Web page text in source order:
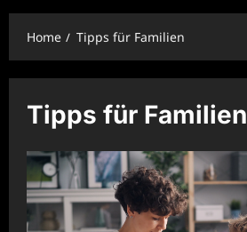
Home Tipps für Familien
Tipps für Familien